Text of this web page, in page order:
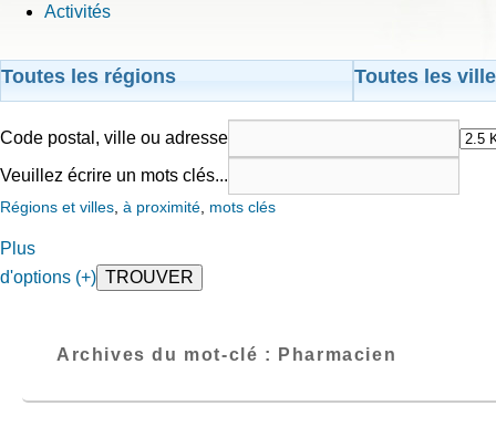
Activités
Toutes les régions Toutes les
Code postal, ville ou adresse
Veuillez écrire un mots clés...
Régions et villes à proximité mots clés
Plus
d'options (+)
Archives du mot-clé : Pharmacien